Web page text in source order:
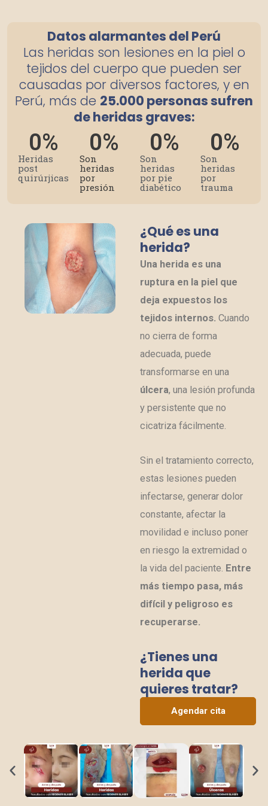
Datos alarmantes del Perú
Las heridas son lesiones en la piel o
tejidos del cuerpo que pueden ser
causadas por diversos factores, y en
Perú, más de 25.000 personas sufren
de heridas graves:
Heridas
post
quirúrjicas
0%
Son
heridas
por
presión
0%
Son
heridas
por pie
diabético
0%
Son
heridas
por
trauma
0%
¿Qué es una
herida?
Una herida es una
ruptura en la piel que
deja expuestos los
tejidos internos. Cuando
no cierra de forma
adecuada, puede
transformarse en una
úlcera, una lesión profunda
y persistente que no
cicatriza fácilmente.
Sin el tratamiento correcto,
estas lesiones pueden
infectarse, generar dolor
constante, afectar la
movilidad e incluso poner
en riesgo la extremidad o
la vida del paciente. Entre
más tiempo pasa, más
difícil y peligroso es
recuperarse.
¿Tienes una
herida que
quieres tratar?
Agendar cita